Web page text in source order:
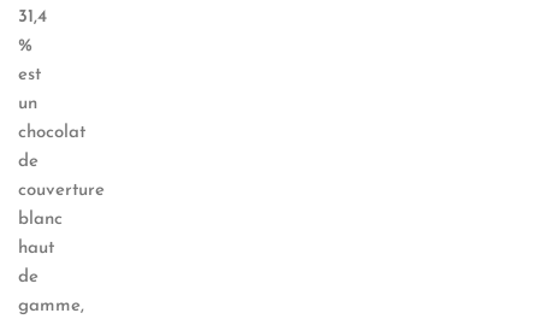
31,4
%
est
un
chocolat
de
couverture
blanc
haut
de
gamme,